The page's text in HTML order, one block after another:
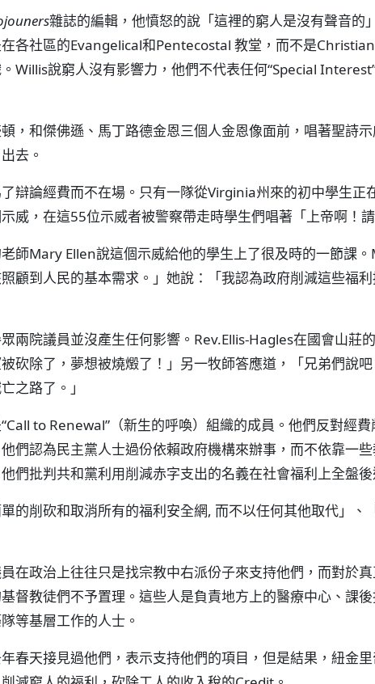
雜誌的編輯，他憤怒的說「這裡的窮人是沒有聲音的
各社區的Evangelical和Pentecostal 教堂，而不是
Willis說窮人沒有影響力，他們不代表任何“Special
，和傑佛遜、馬丁路德金恩三個人金恩像面前，唱著聖詩
去。
辯論經費而不在場。只有一隊從Virginia州來的初中學生正
威，在這55位示威者被警察帶走時學生們唱著「上帝啊！請
師Mary Ellen說這個示威給他的學生上了很及時的一節課。
照顧到人民的基本需求。」她說：「我認為政府削減這些福
兩院議員並沒產生任何影響。Rev.Ellis-Hagles在國會山莊
砍除了，夢想被燒燬了！」另一牧師答應道，「兄弟們說
之路了。」
to Renewal”（新生的呼喚）組織的成員。他們反對經
們認為民主黨人士過份依賴政府機構來辦事，而不依靠一
們批判共和黨利用削減赤字支出的名義在社會福利上全盤後
的削砍和取消所有的福利安全網, 而不以任何其他取代」、
在政治上往往只是找宗教中右派份子來支持他們，而對於
督教徒們不予置理。這些人是負責地方上的醫療中心、課
等基層工作的人士。
春天接見過他們，表示支持他們的項目，但是結果，紐金